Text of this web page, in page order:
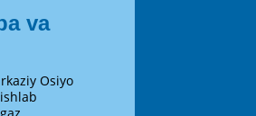
va
Osiyo